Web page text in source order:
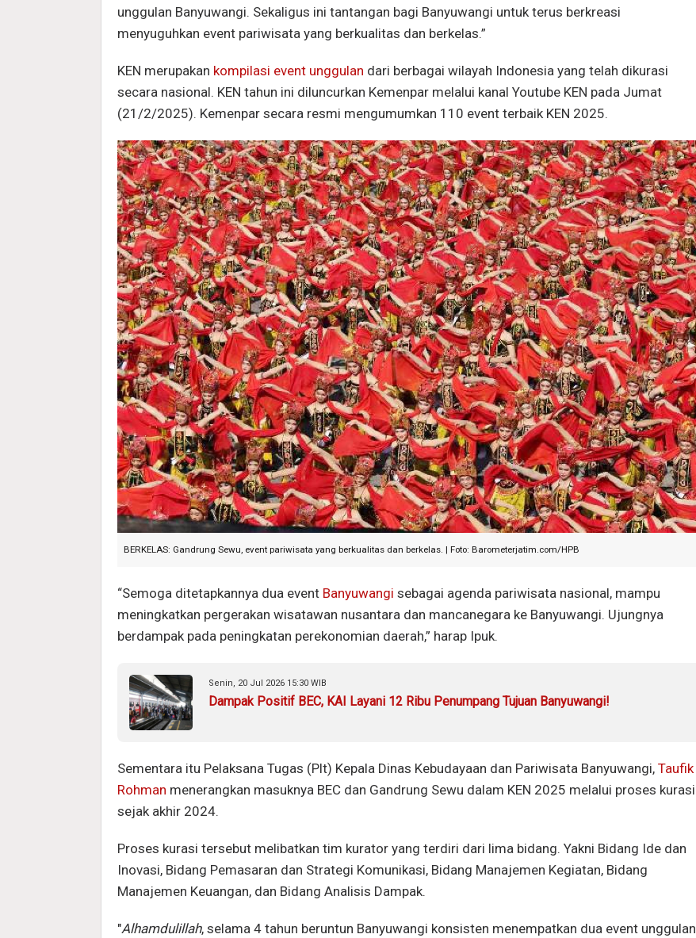
unggulan Banyuwangi. Sekaligus ini tantangan bagi Banyuwangi untuk terus berkreasi
menyuguhkan event pariwisata yang berkualitas dan berkelas.”
KEN merupakan kompilasi event unggulan dari berbagai wilayah Indonesia yang telah dikurasi
secara nasional. KEN tahun ini diluncurkan Kemenpar melalui kanal Youtube KEN pada Jumat
(21/2/2025). Kemenpar secara resmi mengumumkan 110 event terbaik KEN 2025.
BERKELAS: Gandrung Sewu, event pariwisata yang berkualitas dan berkelas. | Foto: Barometerjatim.com/HPB
“Semoga ditetapkannya dua event Banyuwangi sebagai agenda pariwisata nasional, mampu
meningkatkan pergerakan wisatawan nusantara dan mancanegara ke Banyuwangi. Ujungnya
berdampak pada peningkatan perekonomian daerah,” harap Ipuk.
Senin, 20 Jul 2026 15:30 WIB
Dampak Positif BEC, KAI Layani 12 Ribu Penumpang Tujuan Banyuwangi!
Sementara itu Pelaksana Tugas (Plt) Kepala Dinas Kebudayaan dan Pariwisata Banyuwangi, Taufik
Rohman menerangkan masuknya BEC dan Gandrung Sewu dalam KEN 2025 melalui proses kurasi
sejak akhir 2024.
Proses kurasi tersebut melibatkan tim kurator yang terdiri dari lima bidang. Yakni Bidang Ide dan
Inovasi, Bidang Pemasaran dan Strategi Komunikasi, Bidang Manajemen Kegiatan, Bidang
Manajemen Keuangan, dan Bidang Analisis Dampak.
"Alhamdulillah, selama 4 tahun beruntun Banyuwangi konsisten menempatkan dua event unggulan